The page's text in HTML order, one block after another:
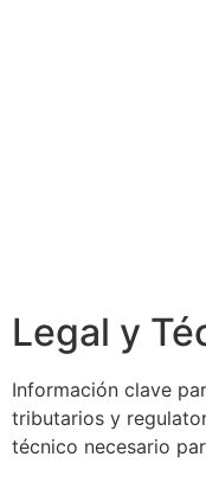
Legal y
Información clave
tributarios y
técnico necesario